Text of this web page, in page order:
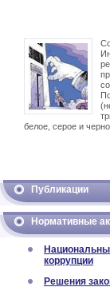
белое, серое и
Публикации
Нормативные
коррупции
Решения